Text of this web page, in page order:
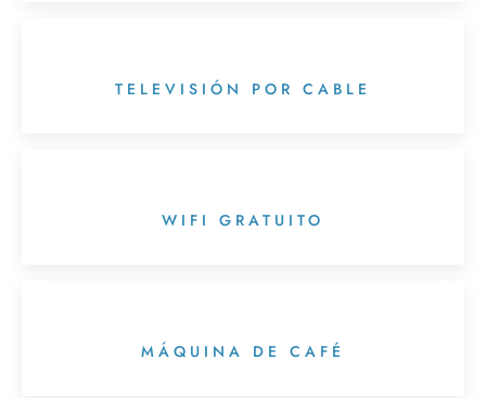
TELEVISIÓN POR CABLE
WIFI GRATUITO
MÁQUINA DE CAFÉ